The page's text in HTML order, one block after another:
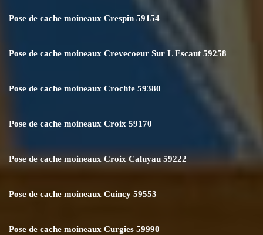
Pose de cache moineaux Crespin 59154
Pose de cache moineaux Crevecoeur Sur L Escaut 59258
Pose de cache moineaux Crochte 59380
Pose de cache moineaux Croix 59170
Pose de cache moineaux Croix Caluyau 59222
Pose de cache moineaux Cuincy 59553
Pose de cache moineaux Curgies 59990